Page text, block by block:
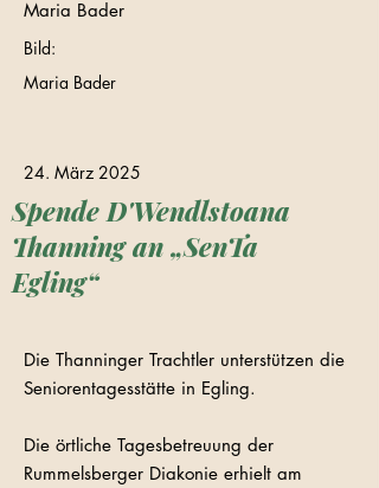
Maria Bader
Bild:
Maria Bader
24. März 2025
Spende D'Wendlstoana
Thanning an „SenTa
Egling“
Die Thanninger Trachtler unterstützen die
Seniorentagesstätte in Egling.
Die örtliche Tagesbetreuung der
Rummelsberger Diakonie erhielt am